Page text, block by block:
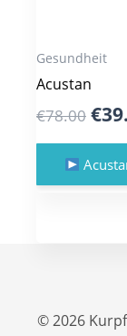
Gesundheit
Acustan
€78.00 €
© 2026